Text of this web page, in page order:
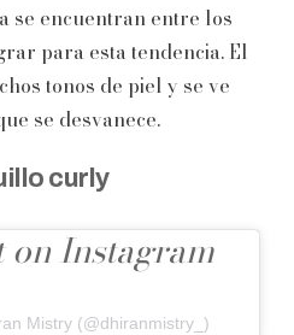
se encuentran entre los
para esta tendencia. El
tonos de piel y se ve
se desvanece.
curly
Instagram
Mistry (@dhiranmistry_)